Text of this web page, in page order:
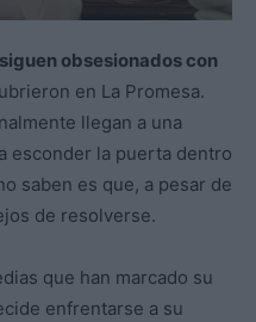
obsesionados con
en La Promesa.
llegan a una
esconder la puerta dentro
saben es que, a pesar de
de resolverse.
que han marcado su
enfrentarse a su